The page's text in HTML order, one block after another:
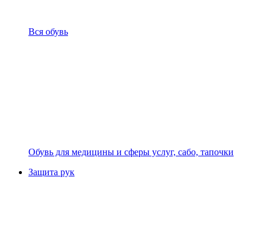
Вся обувь
Обувь для медицины и сферы услуг, сабо, тапочки
Защита рук